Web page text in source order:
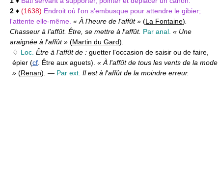
2 ♦ (1638) Endroit où l'on s'embusque pour attendre le gibier;
l'attente elle-même. « À l'heure de l'affût » (La Fontaine)
Chasseur à l'affût. Être, se mettre à l'affût. Par anal. « Une
araignée à l'affût » (Martin du Gard)
♢ Loc. Être à l'affût de : guetter l'occasion de saisir ou de faire,
épier (cf . Être aux aguets). « À l'affût de tous les vents de la mode
» (Renan) — Par ext. Il est à l'affût de la moindre erreur.